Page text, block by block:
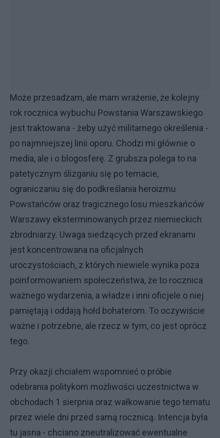
Może przesadzam, ale mam wrażenie, że kolejny
rok rocznica wybuchu Powstania Warszawskiego
jest traktowana - żeby użyć militarnego określenia -
po najmniejszej linii oporu. Chodzi mi głównie o
media, ale i o blogosferę. Z grubsza polega to na
patetycznym ślizganiu się po temacie,
ograniczaniu się do podkreślania heroizmu
Powstańców oraz tragicznego losu mieszkańców
Warszawy eksterminowanych przez niemieckich
zbrodniarzy. Uwaga siedzących przed ekranami
jest koncentrowana na oficjalnych
uroczystościach, z których niewiele wynika poza
poinformowaniem społeczeństwa, że to rocznica
ważnego wydarzenia, a władze i inni oficjele o niej
pamiętają i oddają hołd bohaterom. To oczywiście
ważne i potrzebne, ale rzecz w tym, co jest oprócz
tego.
Przy okazji chciałem wspomnieć o próbie
odebrania politykom możliwości uczestnictwa w
obchodach 1 sierpnia oraz wałkowanie tego tematu
przez wiele dni przed samą rocznicą. Intencja była
tu jasna - chciano zneutralizować ewentualne